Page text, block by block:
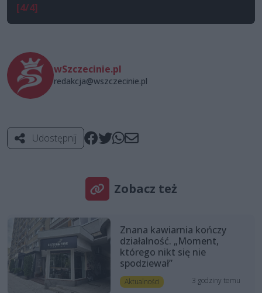
[4/4]
wSzczecinie.pl
redakcja@wszczecinie.pl
Udostępnij
Zobacz też
Znana kawiarnia kończy
działalność. „Moment,
którego nikt się nie
spodziewał”
Aktualności 3 godziny temu